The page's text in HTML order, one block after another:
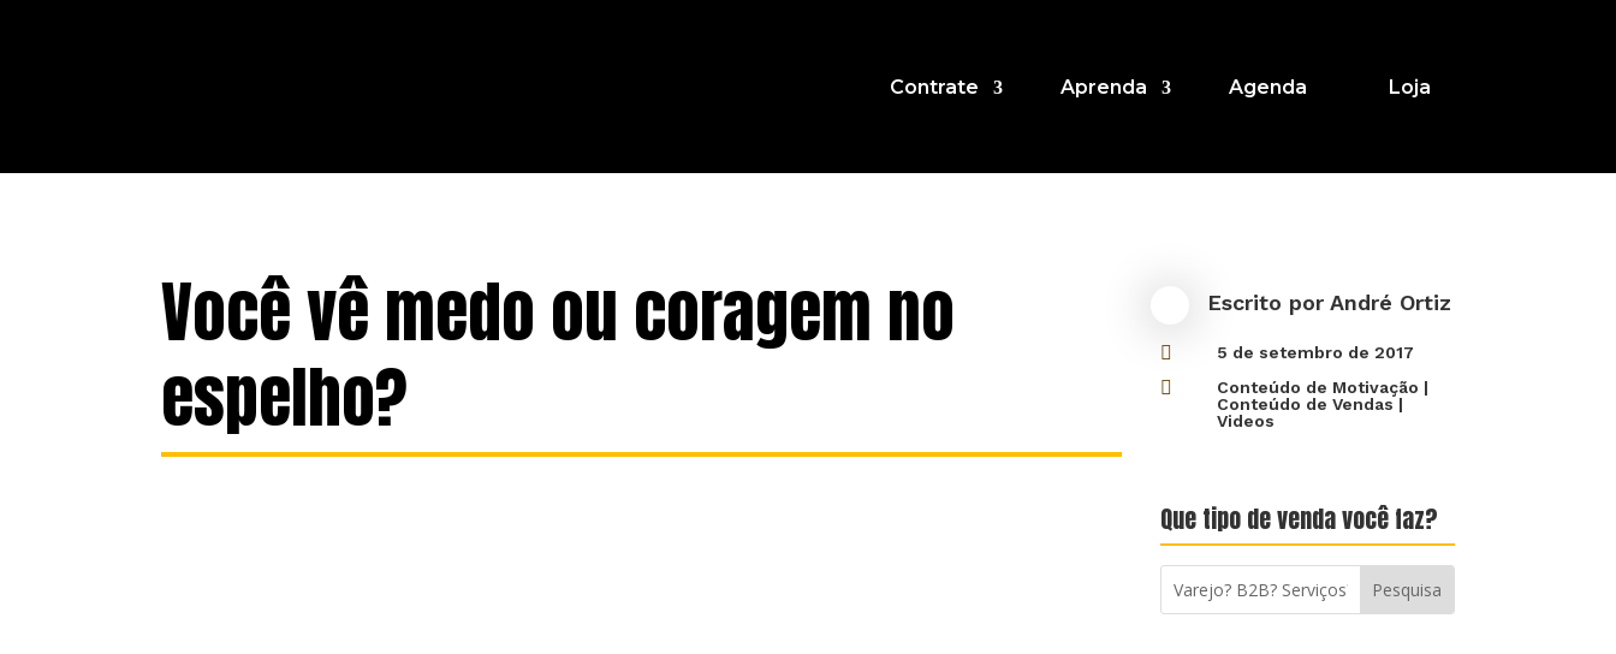
Contrate Aprenda Agenda Loja
Você vê medo ou coragem no
espelho?
Escrito porAndré Ortiz
 5 de setembro de 2017
 Conteúdo de Motivação |
Conteúdo de Vendas |
Videos
Que tipo de venda você faz?